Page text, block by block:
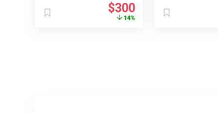
Le
prix
$300Le
prix
14%